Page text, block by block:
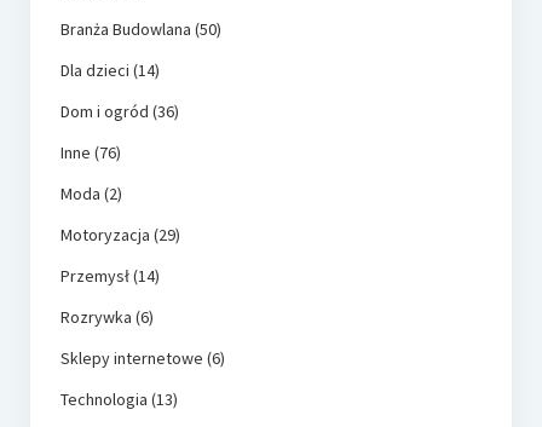
Branża Budowlana (50)
Dla dzieci (14)
Dom i ogród (36)
Inne (76)
Moda (2)
Motoryzacja (29)
Przemysł(14)
Rozrywka (6)
Sklepy internetowe (6)
Technologia (13)